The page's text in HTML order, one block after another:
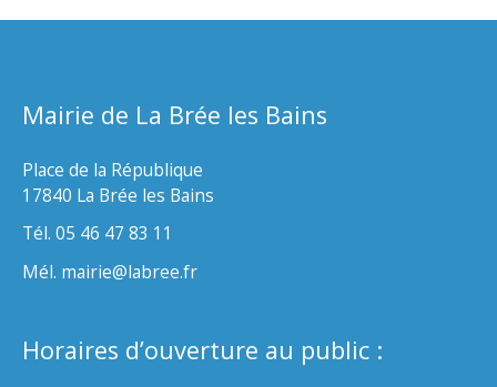
Mairie de La Brée les Bains
Place de la République
17840 La Brée les Bains
Tél. 05 46 47 83 11
Mél. mairie@labree.fr
Horaires d’ouverture au public :